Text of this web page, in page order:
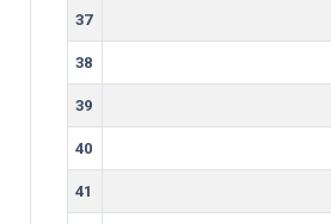
37
38
39
40
41